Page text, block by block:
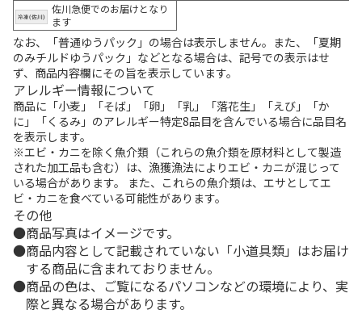
佐川急便でのお届けとなり
ます
なお、「普通ゆうパック」の場合は表示しません。また、「夏期
のみチルドゆうパック」などとなる場合は、記号での表示はせ
ず、商品内容欄にその旨を表示しています。
アレルギー情報について
商品に「小麦」「そば」「卵」「乳」「落花生」「えび」「か
に」「くるみ」のアレルギー特定8品目を含んでいる場合に品目名
を表示します。
※エビ・カニを除く魚介類（これらの魚介類を原材料として製造
された加工品も含む）は、漁獲漁法によりエビ・カニが混じって
いる場合があります。 また、これらの魚介類は、エサとしてエ
ビ・カニを食べている可能性があります。
その他
商品写真はイメージです。
商品内容として記載されていない「小道具類」はお届け
する商品に含まれておりません。
商品の色は、ご覧になるパソコンなどの環境により、実
際と異なる場合があります。